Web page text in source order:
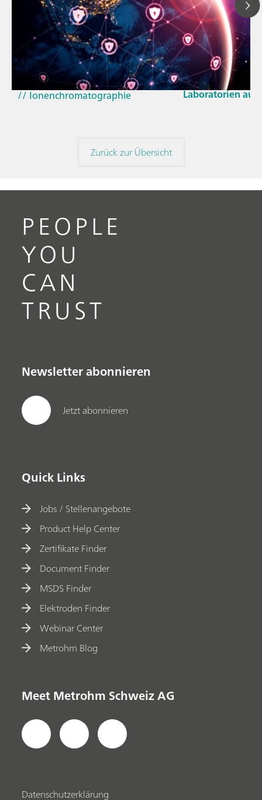
23. März 2026
Wie sich die
und der EU-
Laboratorien
// Blogartikel
// Nahinfrarot-Spektroskopie
(NIRS)
// Ionenchromatographie
Zurück zur Übersicht
PEOPLE
YOU
CAN
TRUST
Newsletter abonnieren
Jetzt abonnieren
Quick Links
Jobs / Stellenangebote
Product Help Center
Zertifikate Finder
Document Finder
MSDS Finder
Elektroden Finder
Webinar Center
Metrohm Blog
Meet Metrohm Schweiz AG
Datenschutzerklärung